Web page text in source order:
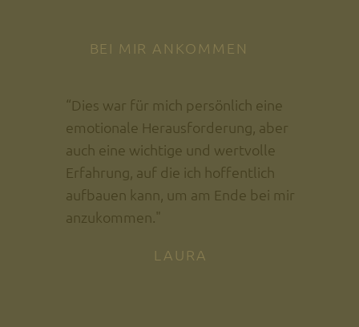
BEI MIR ANKOMMEN
“Dies war für mich persönlich eine
emotionale Herausforderung, aber
auch eine wichtige und wertvolle
Erfahrung, auf die ich hoffentlich
aufbauen kann, um am Ende bei mir
anzukommen."
LAURA